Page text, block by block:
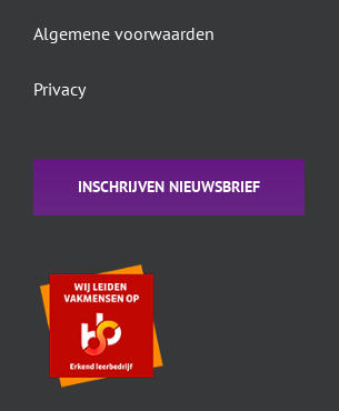
Algemene voorwaarden
Privacy
INSCHRIJVEN NIEUWSBRIEF